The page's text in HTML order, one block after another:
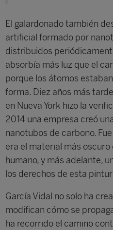
El galardonado también
artificial formado por
distribuidos
absorbía más luz que el
porque los átomos
forma. Diez años más
en Nueva York hizo la
2014 una empresa creó
nanotubos de carbono.
era el material más
humano, y más adelante,
los derechos de esta
García Vidal no solo ha
modifican cómo se
ha recorrido el camino